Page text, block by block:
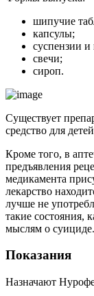
шипучие
капсулы;
суспензии и
свечи;
сироп.
Существует
средство для
Кроме того, в
предъявления
медикамента
лекарство
лучше не
такие состояния,
мыслям о суициде.
Показания
Назначают